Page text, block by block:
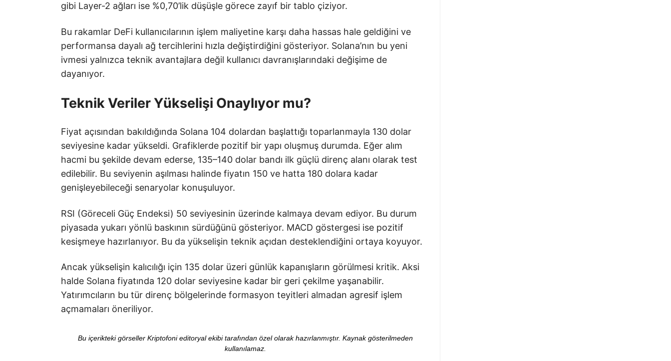
gibi Layer-2 ağları ise %0,70’lik düşüşle görece zayıf bir tablo çiziyor.
Bu rakamlar DeFi kullanıcılarının işlem maliyetine karşı daha hassas hale geldiğini ve
performansa dayalı ağ tercihlerini hızla değiştirdiğini gösteriyor. Solana’nın bu yeni
ivmesi yalnızca teknik avantajlara değil kullanıcı davranışlarındaki değişime de
dayanıyor.
Teknik Veriler Yükselişi Onaylıyor mu?
Fiyat açısından bakıldığında Solana 104 dolardan başlattığı toparlanmayla 130 dolar
seviyesine kadar yükseldi. Grafiklerde pozitif bir yapı oluşmuş durumda. Eğer alım
hacmi bu şekilde devam ederse, 135–140 dolar bandı ilk güçlü direnç alanı olarak test
edilebilir. Bu seviyenin aşılması halinde fiyatın 150 ve hatta 180 dolara kadar
genişleyebileceği senaryolar konuşuluyor.
RSI (Göreceli Güç Endeksi) 50 seviyesinin üzerinde kalmaya devam ediyor. Bu durum
piyasada yukarı yönlü baskının sürdüğünü gösteriyor. MACD göstergesi ise pozitif
kesişmeye hazırlanıyor. Bu da yükselişin teknik açıdan desteklendiğini ortaya koyuyor.
Ancak yükselişin kalıcılığı için 135 dolar üzeri günlük kapanışların görülmesi kritik. Aksi
halde Solana fiyatında 120 dolar seviyesine kadar bir geri çekilme yaşanabilir.
Yatırımcıların bu tür direnç bölgelerinde formasyon teyitleri almadan agresif işlem
açmamaları öneriliyor.
Bu içerikteki görseller Kriptofoni editoryal ekibi tarafından özel olarak hazırlanmıştır. Kaynak gösterilmeden
kullanılamaz.